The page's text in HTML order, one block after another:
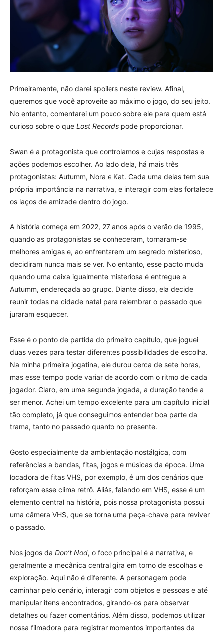
Primeiramente, não darei spoilers neste review. Afinal,
queremos que você aproveite ao máximo o jogo, do seu jeito.
No entanto, comentarei um pouco sobre ele para quem está
curioso sobre o que Lost Records pode proporcionar.
Swan é a protagonista que controlamos e cujas respostas e
ações podemos escolher. Ao lado dela, há mais três
protagonistas: Autumm, Nora e Kat. Cada uma delas tem sua
própria importância na narrativa, e interagir com elas fortalece
os laços de amizade dentro do jogo.
A história começa em 2022, 27 anos após o verão de 1995,
quando as protagonistas se conheceram, tornaram-se
melhores amigas e, ao enfrentarem um segredo misterioso,
decidiram nunca mais se ver. No entanto, esse pacto muda
quando uma caixa igualmente misteriosa é entregue a
Autumm, endereçada ao grupo. Diante disso, ela decide
reunir todas na cidade natal para relembrar o passado que
juraram esquecer.
Esse é o ponto de partida do primeiro capítulo, que joguei
duas vezes para testar diferentes possibilidades de escolha.
Na minha primeira jogatina, ele durou cerca de sete horas,
mas esse tempo pode variar de acordo com o ritmo de cada
jogador. Claro, em uma segunda jogada, a duração tende a
ser menor. Achei um tempo excelente para um capítulo inicial
tão completo, já que conseguimos entender boa parte da
trama, tanto no passado quanto no presente.
Gosto especialmente da ambientação nostálgica, com
referências a bandas, fitas, jogos e músicas da época. Uma
locadora de fitas VHS, por exemplo, é um dos cenários que
reforçam esse clima retrô. Aliás, falando em VHS, esse é um
elemento central na história, pois nossa protagonista possui
uma câmera VHS, que se torna uma peça-chave para reviver
o passado.
Nos jogos da Don’t Nod, o foco principal é a narrativa, e
geralmente a mecânica central gira em torno de escolhas e
exploração. Aqui não é diferente. A personagem pode
caminhar pelo cenário, interagir com objetos e pessoas e até
manipular itens encontrados, girando-os para observar
detalhes ou fazer comentários. Além disso, podemos utilizar
nossa filmadora para registrar momentos importantes da